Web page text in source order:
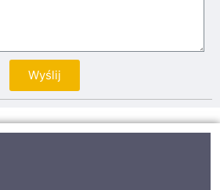
Wyślij